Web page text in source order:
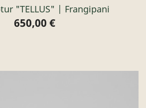
"TELLUS" | Frangipani
Preis
650,00 €